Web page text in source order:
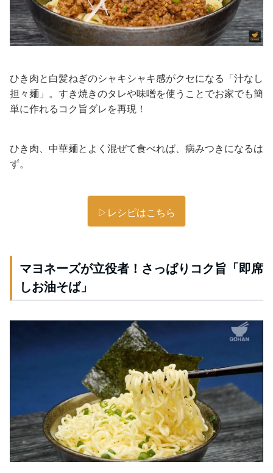
ひき肉と白髪ねぎのシャキシャキ感がクセになる「汁なし
担々麺」。すき焼きのタレや味噌を使うことでお家でも簡
単に作れるコク旨ダレを再現！
ひき肉、中華麺とよく混ぜて食べれば、病みつきになるは
ず。
▷レシピはこちら
マヨネーズが立役者！さっぱりコク旨「即席
しお油そば」